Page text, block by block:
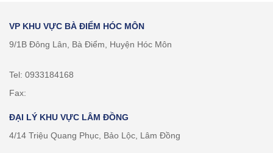
VP KHU VỰC BÀ ĐIỂM HÓC MÔN
9/1B Đông Lân, Bà Điểm, Huyện Hóc Môn
Tel: 0933184168
Fax:
ĐẠI LÝ KHU VỰC LÂM ĐỒNG
4/14 Triệu Quang Phục, Bảo Lộc, Lâm Đồng